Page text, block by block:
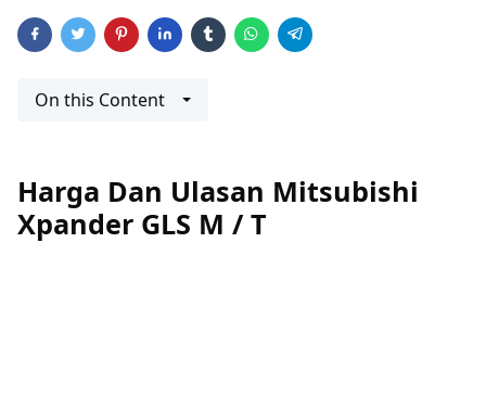
On this Content
Harga Dan Ulasan Mitsubishi
Xpander GLS M / T